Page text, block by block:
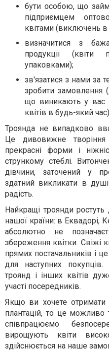
бути особою, що
підприємцем
квітами (виключень
визначитися з
продукції (квіти
упаковками);
зв'язатися з нами за
зробити замовлення
що виникають у вас
квітів в будь-який
Троянда не випадково
Це дивовижне
прекрасні форми і
стрункому стеблі.
дівчини, заточений у
здатний викликати в душі
радість.
Найкращі троянди
нашої країни: в Еквадорі,
абсолютно не
збереження квітки. Свіжі
прямих постачальників і
для наступних
троянд і інших квітів
участі посередників.
Якщо ви хочете отримати
плантацій, то це можливо
співпрацюємо
вирощують квіти
здійснюється на наше